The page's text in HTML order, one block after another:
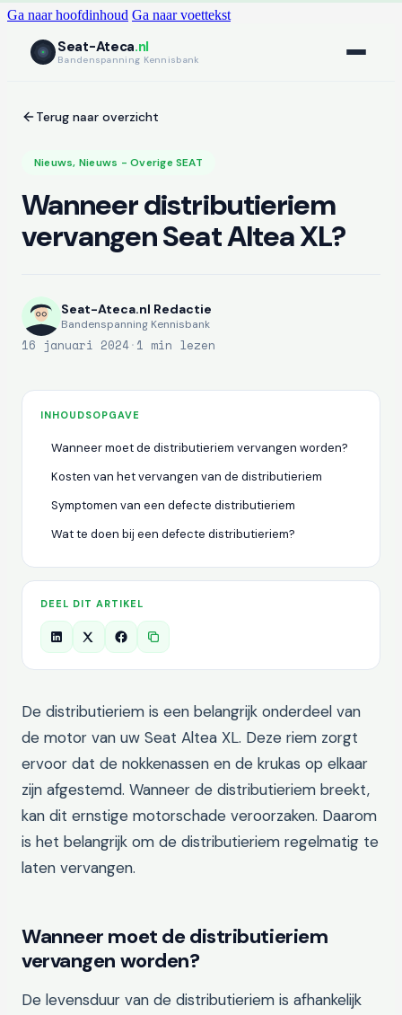
Ga naar hoofdinhoud Ga naar voettekst
Seat-Ateca.nl
Bandenspanning Kennisbank
Terug naar overzicht
Nieuws, Nieuws - Overige SEAT
Wanneer distributieriem
vervangen Seat Altea XL?
Seat-Ateca.nl Redactie
Bandenspanning Kennisbank
16 januari 2024· 1 min lezen
INHOUDSOPGAVE
Wanneer moet de distributieriem vervangen worden?
Kosten van het vervangen van de distributieriem
Symptomen van een defecte distributieriem
Wat te doen bij een defecte distributieriem?
DEEL DIT ARTIKEL
De distributieriem is een belangrijk onderdeel van
de motor van uw Seat Altea XL. Deze riem zorgt
ervoor dat de nokkenassen en de krukas op elkaar
zijn afgestemd. Wanneer de distributieriem breekt,
kan dit ernstige motorschade veroorzaken. Daarom
is het belangrijk om de distributieriem regelmatig te
laten vervangen.
Wanneer moet de distributieriem
vervangen worden?
De levensduur van de distributieriem is afhankelijk